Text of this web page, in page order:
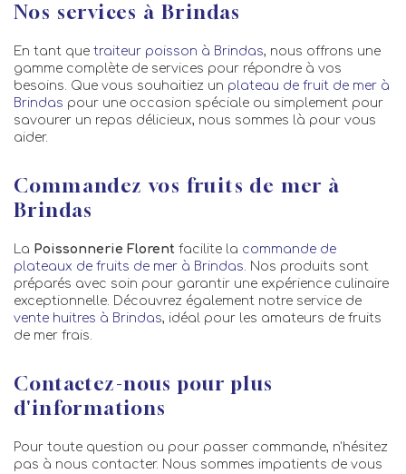
Nos services à Brindas
En tant que traiteur poisson à Brindas, nous offrons une
gamme complète de services pour répondre à vos
besoins. Que vous souhaitiez un plateau de fruit de mer à
Brindas pour une occasion spéciale ou simplement pour
savourer un repas délicieux, nous sommes là pour vous
aider.
Commandez vos fruits de mer à
Brindas
La Poissonnerie Florent facilite la commande de
plateaux de fruits de mer à Brindas. Nos produits sont
préparés avec soin pour garantir une expérience culinaire
exceptionnelle. Découvrez également notre service de
vente huitres à Brindas, idéal pour les amateurs de fruits
de mer frais.
Contactez-nous pour plus
d'informations
Pour toute question ou pour passer commande, n'hésitez
pas à nous contacter. Nous sommes impatients de vous